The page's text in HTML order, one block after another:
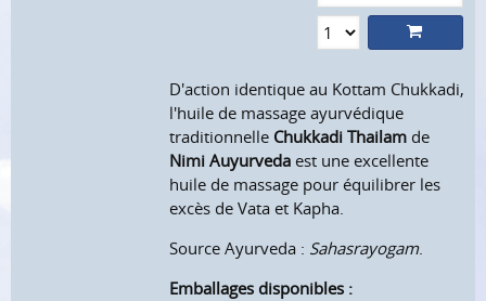
D'action identique au Kottam Chukkadi,
l'huile de massage ayurvédique
traditionnelle Chukkadi Thailam de
Nimi Auyurveda est une excellente
huile de massage pour équilibrer les
excès de Vata et Kapha.
Source Ayurveda : Sahasrayogam.
Emballages disponibles :